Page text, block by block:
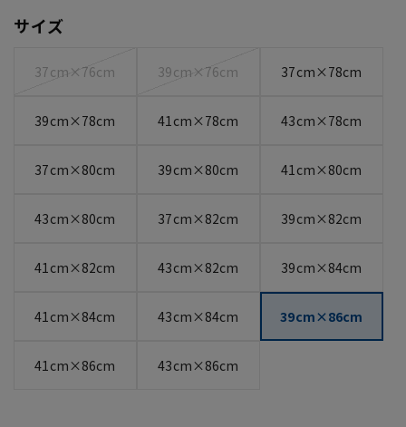
サイズ
37cm×76cm 39cm×76cm 37cm×78cm
39cm×78cm 41cm×78cm 43cm×78cm
37cm×80cm 39cm×80cm 41cm×80cm
43cm×80cm 37cm×82cm 39cm×82cm
41cm×82cm 43cm×82cm 39cm×84cm
41cm×84cm 43cm×84cm 39cm×86cm
41cm×86cm 43cm×86cm